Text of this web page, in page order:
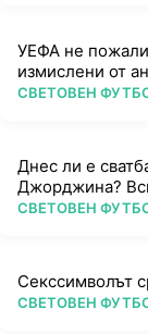
УЕФА не
измислени от
ПОВЕЧЕ ОТ
СВЕТОВЕН
Днес ли е
Джорджина?
ПОВЕЧЕ ОТ
СВЕТОВЕН
Секссимволът
ПОВЕЧЕ ОТ
СВЕТОВЕН